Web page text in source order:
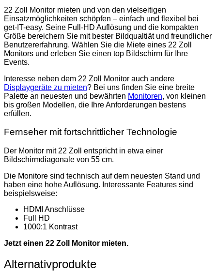
22 Zoll Monitor mieten und von den vielseitigen
Einsatzmöglichkeiten schöpfen – einfach und flexibel bei
get-IT-easy. Seine Full-HD Auflösung und die kompakten
Größe bereichern Sie mit bester Bildqualtiät und freundlicher
Benutzererfahrung. Wählen Sie die Miete eines 22 Zoll
Monitors und erleben Sie einen top Bildschirm für Ihre
Events.
Interesse neben dem 22 Zoll Monitor auch andere
Displaygeräte zu mieten? Bei uns finden Sie eine breite
Palette an neuesten und bewährten Monitoren, von kleinen
bis großen Modellen, die Ihre Anforderungen bestens
erfüllen.
Fernseher mit fortschrittlicher Technologie
Der Monitor mit 22 Zoll entspricht in etwa einer
Bildschirmdiagonale von 55 cm.
Die Monitore sind technisch auf dem neuesten Stand und
haben eine hohe Auflösung. Interessante Features sind
beispielsweise:
HDMI Anschlüsse
Full HD
1000:1 Kontrast
Jetzt einen 22 Zoll Monitor mieten.
Alternativprodukte